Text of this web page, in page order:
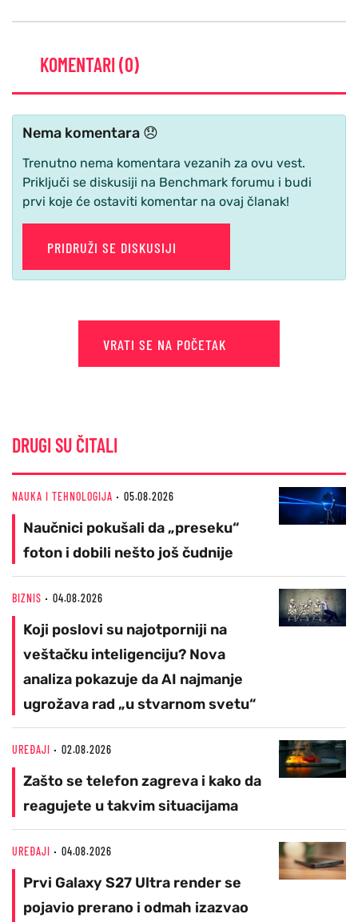
KOMENTARI (0)
Nema komentara 😞
Trenutno nema komentara vezanih za ovu vest.
Priključi se diskusiji na Benchmark forumu i budi
prvi koje će ostaviti komentar na ovaj članak!
PRIDRUŽI SE DISKUSIJI
VRATI SE NA POČETAK
DRUGI SU ČITALI
NAUKA I TEHNOLOGIJA 05.08.2026
Naučnici pokušali da „preseku“
foton i dobili nešto još čudnije
BIZNIS 04.08.2026
Koji poslovi su najotporniji na
veštačku inteligenciju? Nova
analiza pokazuje da AI najmanje
ugrožava rad „u stvarnom svetu“
UREĐAJI 02.08.2026
Zašto se telefon zagreva i kako da
reagujete u takvim situacijama
UREĐAJI 04.08.2026
Prvi Galaxy S27 Ultra render se
pojavio prerano i odmah izazvao